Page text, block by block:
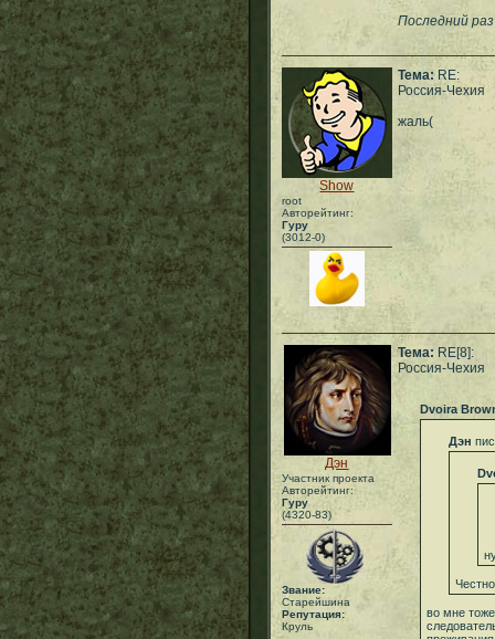
Последний
Show
root
Авторейтинг:
Гуру
(3012-0)
Тема: RE:
Россия-Чехия
жаль(
Дэн
Участник проекта
Авторейтинг:
Гуру
(4320-83)
Звание:
Старейшина
Репутация:
Круль
Тема: RE[8]:
Россия-Чехия
Dvoira
Дэн
во мне